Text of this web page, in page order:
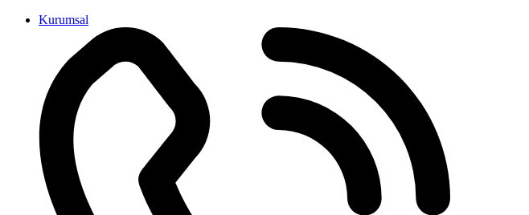
İçeriğeKurumsal